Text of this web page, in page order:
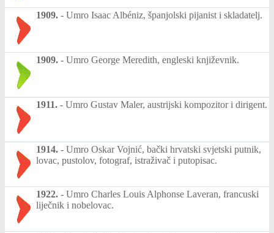
1909. - Umro Isaac Albéniz, španjolski pijanist i skladatelj.
1909. - Umro George Meredith, engleski književnik.
1911. - Umro Gustav Maler, austrijski kompozitor i dirigent.
1914. - Umro Oskar Vojnić, bački hrvatski svjetski putnik,
lovac, pustolov, fotograf, istraživač i putopisac.
1922. - Umro Charles Louis Alphonse Laveran, francuski
liječnik i nobelovac.